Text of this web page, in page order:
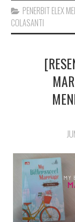
PENERBIT ELEX
COLASANTI